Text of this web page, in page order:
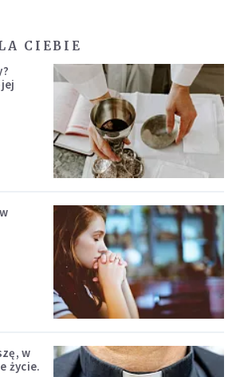
CIEBIE
w
życie.